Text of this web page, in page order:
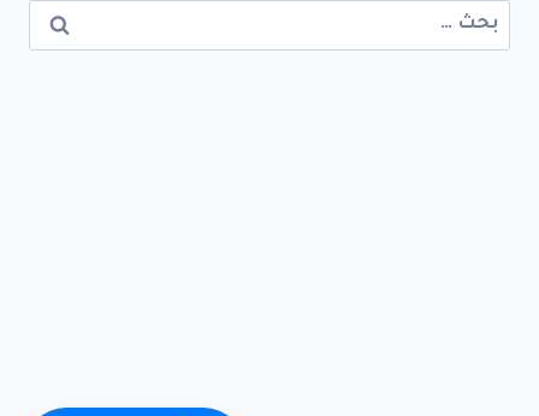
البحث
عن: